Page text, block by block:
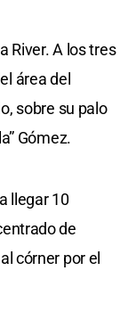
River. A los tres
área del
sobre su palo
Gómez.
llegar 10
de
córner por el